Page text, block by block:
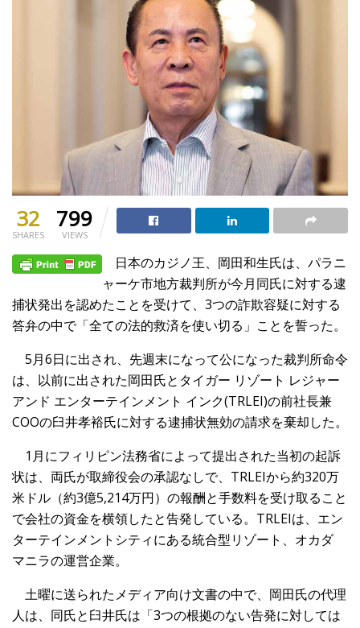
32
SHARES
799
VIEWS
日本のカジノ王、岡田和生氏は、パラニ
ャーケ市地方裁判所が今月同氏に対する逮
捕状発出を認めたことを受けて、3つの詐欺容疑に対する
答弁の中で「全ての法的救済を使い切る」ことを誓った。
5月6日に出され、先週末になって公になった裁判所命令
は、以前に出された岡田氏とタイガー リゾート レジャー
アンド エンターテインメント インク(TRLEI)の前社長兼
COOの臼井孝裕氏に対する逮捕状無効の請求を棄却した。
1月にフィリピン法務省によって提出された当初の起訴
状は、両氏が取締役会の承認なしで、TRLEIから約320万
米ドル（約3億5,214万円）の報酬と手数料を受け取ること
で会社の資金を横領したと告発している。TRLEIは、エン
ターテインメントシティにある統合型リゾート、オカダ
マニラの運営企業。
土曜に送られたメディア向け文書の中で、岡田氏の代理
人は、同氏と臼井氏は「3つの根拠のない告発に対しては